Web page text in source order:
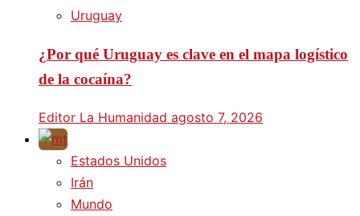
Uruguay
¿Por qué Uruguay es clave en el mapa logístico
de la cocaína?
Editor La Humanidad agosto 7, 2026
Estados Unidos
Irán
Mundo